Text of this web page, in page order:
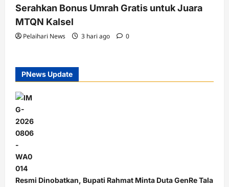
Serahkan Bonus Umrah Gratis untuk Juara
MTQN Kalsel
Pelaihari News 3 hari ago 0
PNews Update
Resmi Dinobatkan, Bupati Rahmat Minta Duta GenRe Tala